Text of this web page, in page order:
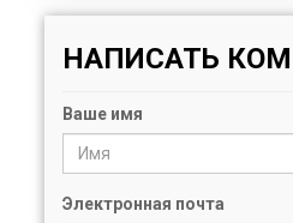
НАПИСАТЬ
Ваше имя
Электронная почта